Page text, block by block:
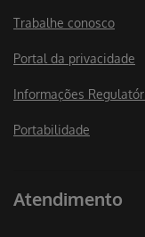
Trabalhe conosco
Portal da privacidade
Informações
Portabilidade
Atendimento